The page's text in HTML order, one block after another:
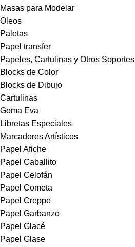
Masas para Modelar
Oleos
Paletas
Papel transfer
Papeles, Cartulinas y Otros Soportes
Blocks de Color
Blocks de Dibujo
Cartulinas
Goma Eva
Libretas Especiales
Marcadores Artísticos
Papel Afiche
Papel Caballito
Papel Celofán
Papel Cometa
Papel Creppe
Papel Garbanzo
Papel Glacé
Papel Glase